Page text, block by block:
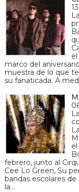
marco del
muestra de lo que
su fanaticada. A
febrero, junto al
Cee Lo Green, Su
bandas escolares
la…